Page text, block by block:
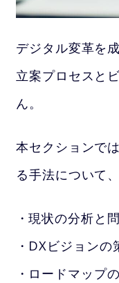
デジタル変革を
立案プロセスと
ん。
本セクションで
る手法について
現状の分析と
DXビジョンの
ロードマップ